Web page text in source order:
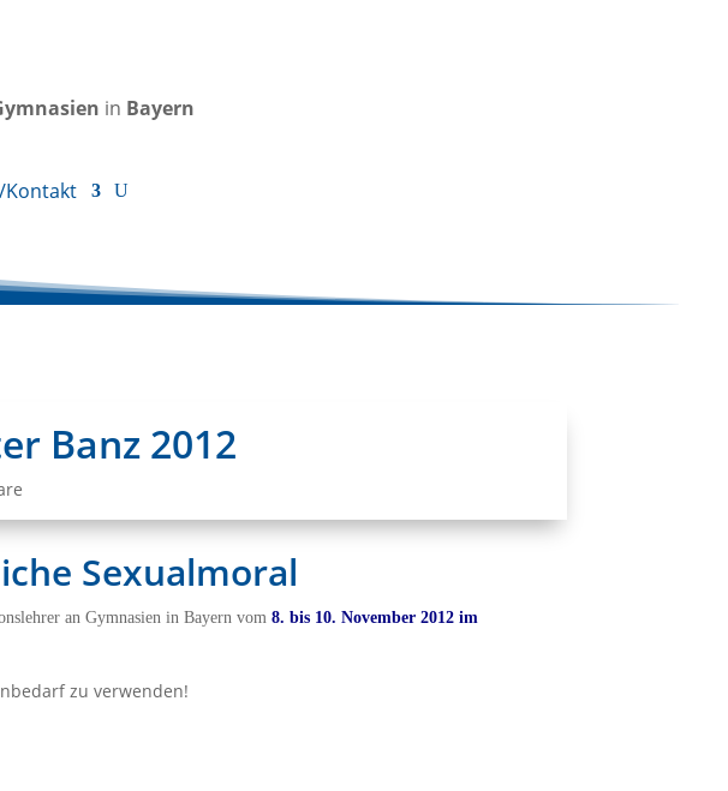
in Bayern
Kontakt
Banz 2012
Sexualmoral
an Gymnasien in Bayern vom8. bis 10. November 2012 im
zu verwenden!